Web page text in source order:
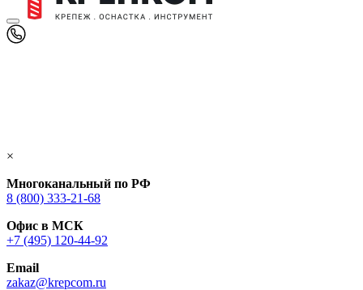
×
Многоканальный по РФ
8 (800) 333‑21-68
Офис в МСК
+7 (495) 120-44-92
Email
zakaz@krepcom.ru